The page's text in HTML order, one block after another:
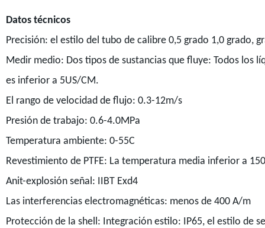
Datos técnicos
Precisión: el estilo del tubo de calibre 0,5 grado 1,0 grado,
Medir medio: Dos tipos de sustancias que fluye: Todos los
es inferior a 5US/CM.
El rango de velocidad de flujo: 0.3-12m/s
Presión de trabajo: 0.6-4.0MPa
Temperatura ambiente: 0-55C
Revestimiento de PTFE: La temperatura media inferior a
Anit-explosión señal: IIBT Exd4
Las interferencias electromagnéticas: menos de 400 A/m
Protección de la shell: Integración estilo: IP65, el estilo de